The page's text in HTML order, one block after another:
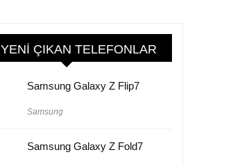
YENI ÇIKAN TELEFONLAR
Samsung Galaxy Z Flip7
Samsung
Samsung Galaxy Z Fold7